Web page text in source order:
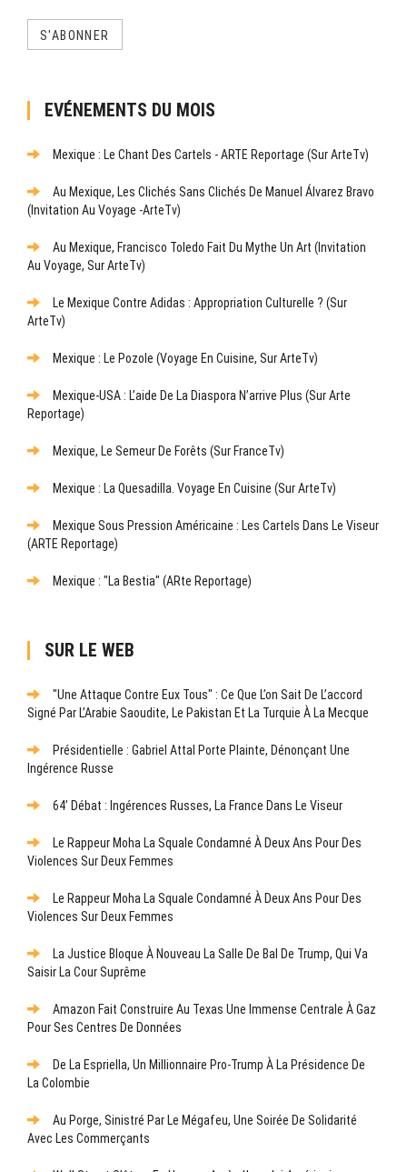
S'ABONNER
EVÉNEMENTS DU MOIS
Mexique : Le Chant Des Cartels - ARTE Reportage (sur ArteTv)
Au Mexique, Les Clichés Sans Clichés De Manuel Álvarez Bravo
(Invitation Au Voyage -ArteTv)
Au Mexique, Francisco Toledo Fait Du Mythe Un Art (Invitation
Au Voyage, Sur ArteTv)
Le Mexique Contre Adidas : Appropriation Culturelle ? (sur
ArteTv)
Mexique : Le Pozole (Voyage En Cuisine, Sur ArteTv)
Mexique-USA : L’aide De La Diaspora N’arrive Plus (sur Arte
Reportage)
Mexique, Le Semeur De Forêts (sur FranceTv)
Mexique : La Quesadilla. Voyage En Cuisine (sur ArteTv)
Mexique Sous Pression Américaine : Les Cartels Dans Le Viseur
(ARTE Reportage)
Mexique : "La Bestia" (ARte Reportage)
SUR LE WEB
"Une Attaque Contre Eux Tous" : Ce Que L’on Sait De L’accord
Signé Par L’Arabie Saoudite, Le Pakistan Et La Turquie À La Mecque
Présidentielle : Gabriel Attal Porte Plainte, Dénonçant Une
Ingérence Russe
64’ Débat : Ingérences Russes, La France Dans Le Viseur
Le Rappeur Moha La Squale Condamné À Deux Ans Pour Des
Violences Sur Deux Femmes
Le Rappeur Moha La Squale Condamné À Deux Ans Pour Des
Violences Sur Deux Femmes
La Justice Bloque À Nouveau La Salle De Bal De Trump, Qui Va
Saisir La Cour Suprême
Amazon Fait Construire Au Texas Une Immense Centrale À Gaz
Pour Ses Centres De Données
De La Espriella, Un Millionnaire Pro-Trump À La Présidence De
La Colombie
Au Porge, Sinistré Par Le Mégafeu, Une Soirée De Solidarité
Avec Les Commerçants